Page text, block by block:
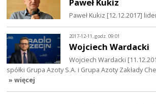
Paweł Kukiz
Paweł Kukiz [12.12.2017]
2017-12-11, godz. 09:01
Wojciech Wardacki
Wojciech Wardacki
spółki Grupa Azoty S.A. i Grupa Azoty Zakłady
» więcej